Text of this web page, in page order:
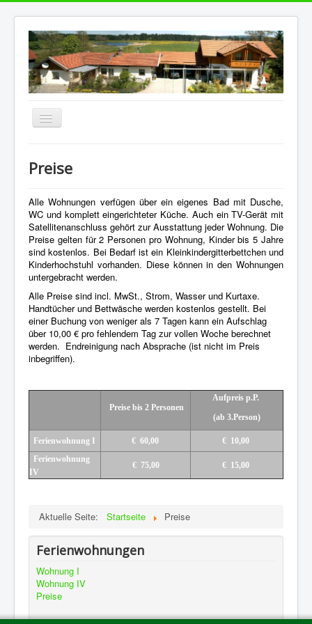
Navigation
an/aus
Kontakt
Impressum
Preise
Alle Wohnungen verfügen über ein eigenes Bad mit Dusche,
WC und komplett eingerichteter Küche. Auch ein TV-Gerät mit
Satellitenanschluss gehört zur Ausstattung jeder Wohnung. Die
Preise gelten für 2 Personen pro Wohnung, Kinder bis 5 Jahre
sind kostenlos. Bei Bedarf ist ein Kleinkindergitterbettchen und
Kinderhochstuhl vorhanden. Diese können in den Wohnungen
untergebracht werden.
Alle Preise sind incl. MwSt., Strom, Wasser und Kurtaxe.
Handtücher und Bettwäsche werden kostenlos gestellt. Bei
einer Buchung von weniger als 7 Tagen kann ein Aufschlag
über 10,00 € pro fehlendem Tag zur vollen Woche berechnet
werden. Endreinigung nach Absprache (ist nicht im Preis
inbegriffen).
Preise bis 2 Personen
Aufpreis p.P.
(ab 3.Person)
Ferienwohnung I € 60,00
€ 10,00
Ferienwohnung
IV
€ 75,00 € 15,00
Aktuelle Seite: Startseite Preise
Ferienwohnungen
Wohnung I
Wohnung IV
Preise